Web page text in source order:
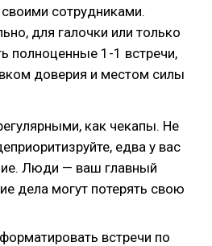
сотрудниками.
для галочки или только
полноценные 1-1 встречи,
доверия и местом силы
как чекапы. Не
едва у вас
Люди — ваш главный
дела могут потерять свою
встречи по